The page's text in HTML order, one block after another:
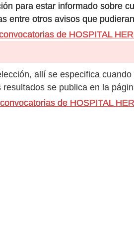
para estar informado sobre
entre otros avisos que
de HOSPITAL
allí se especifica
se publica en la
de HOSPITAL